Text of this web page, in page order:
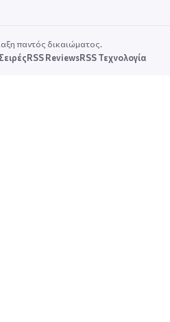
παντός δικαιώματος.
RSS ReviewsRSS Τεχνολογία